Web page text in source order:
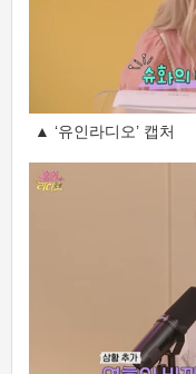
▲ ‘유인라디오’ 캡처